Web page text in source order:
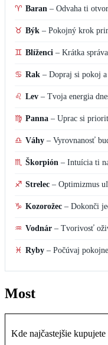
♈ Baran – Odvaha ti
♉ Býk – Pokojný krok
♊ Blíženci – Krátka
♋ Rak – Dopraj si pokoj a
♌ Lev – Tvoja energia
♍ Panna – Uprac si
♎ Váhy – Vyrovnanosť
♏ Škorpión – Intuícia ti
♐ Strelec – Optimizmus
♑ Kozorožec – Dokonči
♒ Vodnár – Tvorivosť
♓ Ryby – Počúvaj
Most
Kde najčastejšie kupujete